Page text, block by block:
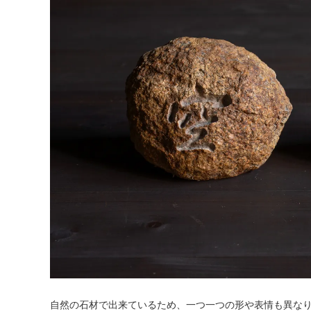
自然の石材で出来ているため、一つ一つの形や表情も異な